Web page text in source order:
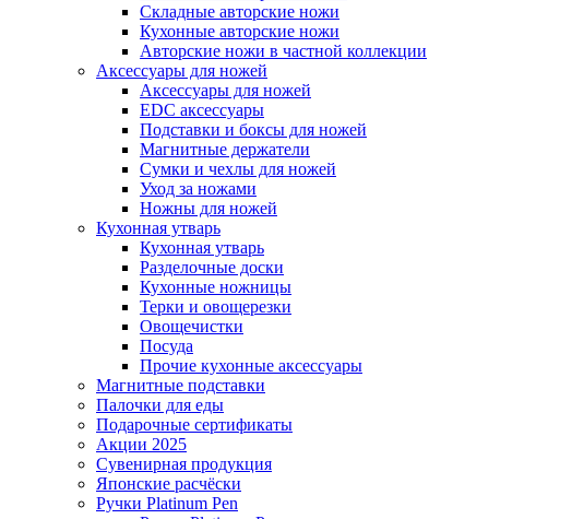
Складные авторские ножи
Кухонные авторские ножи
Авторские ножи в частной коллекции
Аксессуары для ножей
Аксессуары для ножей
EDC аксессуары
Подставки и боксы для ножей
Магнитные держатели
Сумки и чехлы для ножей
Уход за ножами
Ножны для ножей
Кухонная утварь
Кухонная утварь
Разделочные доски
Кухонные ножницы
Терки и овощерезки
Овощечистки
Посуда
Прочие кухонные аксессуары
Магнитные подставки
Палочки для еды
Подарочные сертификаты
Акции 2025
Сувенирная продукция
Японские расчёски
Ручки Platinum Pen